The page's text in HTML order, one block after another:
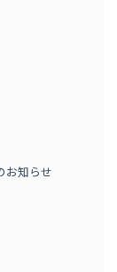
お知らせ